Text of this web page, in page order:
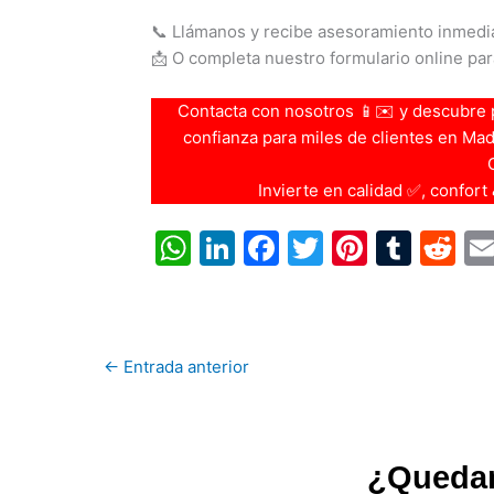
📞 Llámanos y recibe asesoramiento
📩 O completa nuestro formulario online
Contacta con nosotros 📱✉️ y descubre
confianza para miles de clientes en
Invierte en calidad ✅,
W
s
Li
e
F
T
Pi T
R
← Entrada anterior